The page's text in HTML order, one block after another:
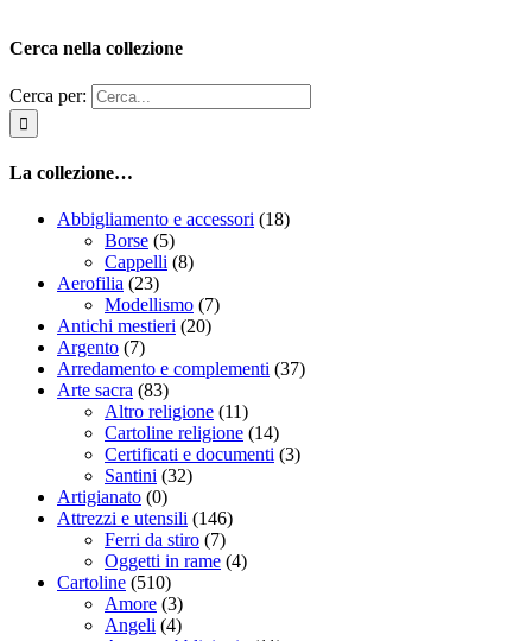
Cerca nella collezione
Cerca per:
La collezione…
Abbigliamento e accessori (18)
Borse (5)
Cappelli (8)
Aerofilia (23)
Modellismo (7)
Antichi mestieri (20)
Argento (7)
Arredamento e complementi (37)
Arte sacra (83)
Altro religione (11)
Cartoline religione (14)
Certificati e documenti (3)
Santini (32)
Artigianato (0)
Attrezzi e utensili (146)
Ferri da stiro (7)
Oggetti in rame (4)
Cartoline (510)
Amore (3)
Angeli (4)